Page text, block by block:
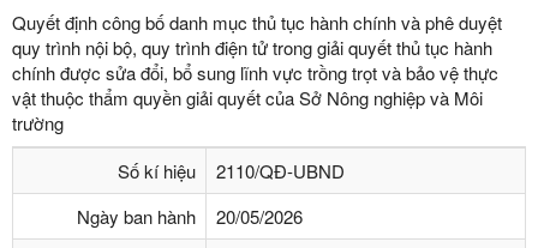
Quyết định công bố danh mục thủ tục hành chính và phê duyệt
quy trình nội bộ, quy trình điện tử trong giải quyết thủ tục hành
chính được sửa đổi, bổ sung lĩnh vực trồng trọt và bảo vệ thực
vật thuộc thẩm quyền giải quyết của Sở Nông nghiệp và Môi
trường
Số kí hiệu
2110/QĐ-UBND
Ngày ban hành
20/05/2026